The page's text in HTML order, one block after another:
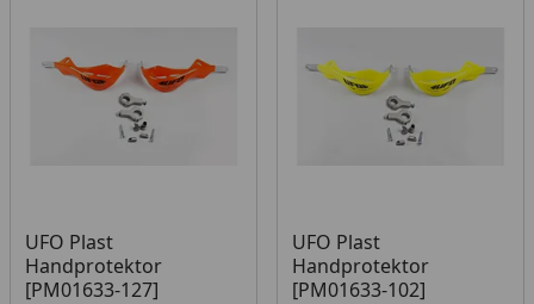
UFO Plast
Handprotektor
[PM01633-127]
Produkt nicht lieferbar
UFO Plast
Handprotektor
[PM01633-102]
Produkt nicht lieferbar